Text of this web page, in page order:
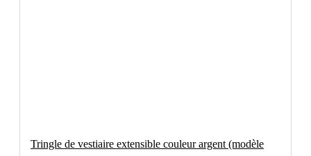
Tringle de vestiaire extensible couleur argent (modèle